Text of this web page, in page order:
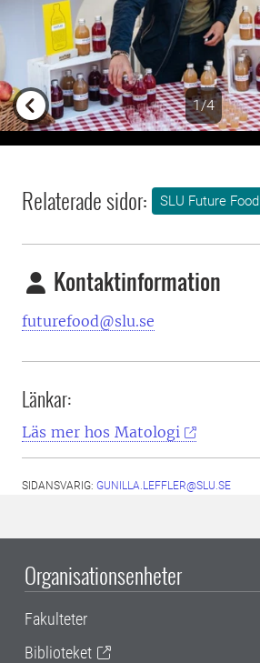
1/4
Relaterade sidor: SLU Future Food
Kontaktinformation
futurefood@slu.se
Länkar:
Läs mer hos Matologi
SIDANSVARIG: GUNILLA.LEFFLER@SLU.SE
Organisationsenheter
Fakulteter
Biblioteket